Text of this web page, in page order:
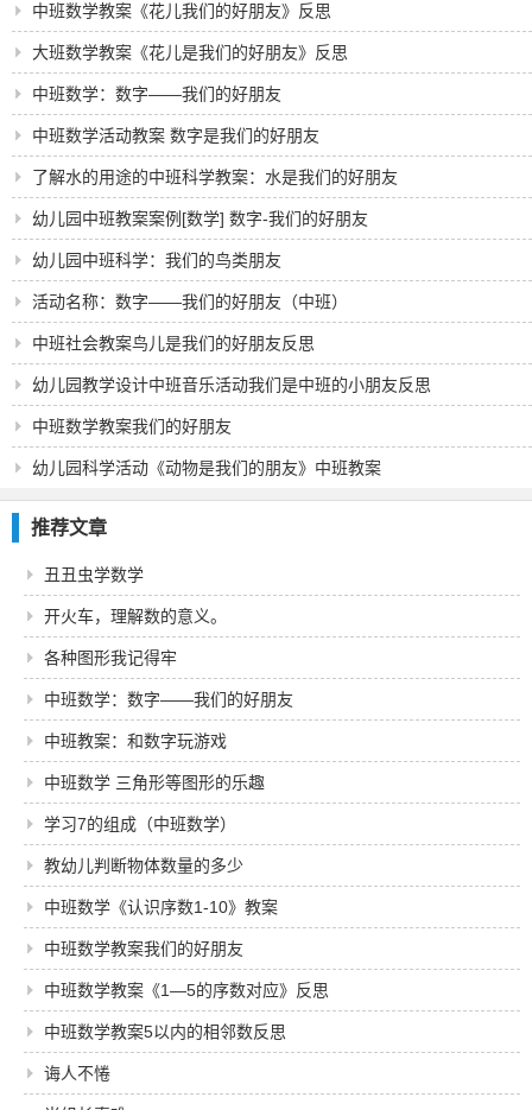
中班数学教案《花儿我们的好朋友》反思
大班数学教案《花儿是我们的好朋友》反思
中班数学：数字——我们的好朋友
中班数学活动教案 数字是我们的好朋友
了解水的用途的中班科学教案：水是我们的好朋友
幼儿园中班教案案例[数学] 数字-我们的好朋友
幼儿园中班科学：我们的鸟类朋友
活动名称：数字――我们的好朋友（中班）
中班社会教案鸟儿是我们的好朋友反思
幼儿园教学设计中班音乐活动我们是中班的小朋友反思
中班数学教案我们的好朋友
幼儿园科学活动《动物是我们的朋友》中班教案
推荐文章
丑丑虫学数学
开火车，理解数的意义。
各种图形我记得牢
中班数学：数字——我们的好朋友
中班教案：和数字玩游戏
中班数学 三角形等图形的乐趣
学习7的组成（中班数学）
教幼儿判断物体数量的多少
中班数学《认识序数1-10》教案
中班数学教案我们的好朋友
中班数学教案《1―5的序数对应》反思
中班数学教案5以内的相邻数反思
诲人不惓